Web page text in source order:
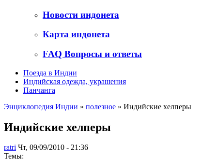
Новости индонета
Карта индонета
FAQ Вопросы и ответы
Поезда в Индии
Индийская одежда, украшения
Панчанга
Энциклопедия Индии » полезное » Индийские хелперы
Индийские хелперы
ratri Чт, 09/09/2010 - 21:36
Темы: